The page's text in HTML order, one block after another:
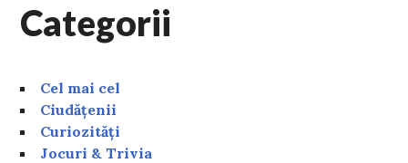
Categorii
Cel mai cel
Ciudățenii
Curiozități
Jocuri & Trivia